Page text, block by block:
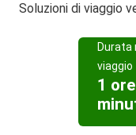
Soluzioni di viaggio
Durata
viaggio
1